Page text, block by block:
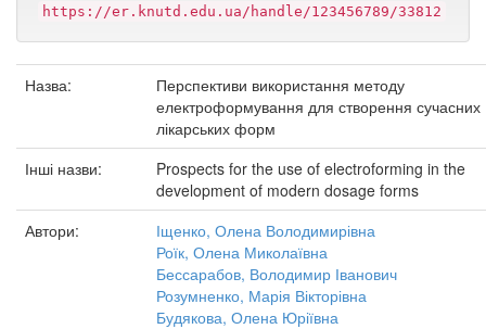
https://er.knutd.edu.ua/handle/123456789/33812
Назва:
Перспективи використання методу
електроформування для створення сучасних
лікарських форм
Інші назви:
Prospects for the use of electroforming in the
development of modern dosage forms
Автори:
Іщенко, Олена Володимирівна
Роїк, Олена Миколаївна
Бессарабов, Володимир Іванович
Розумненко, Марія Вікторівна
Будякова, Олена Юріївна